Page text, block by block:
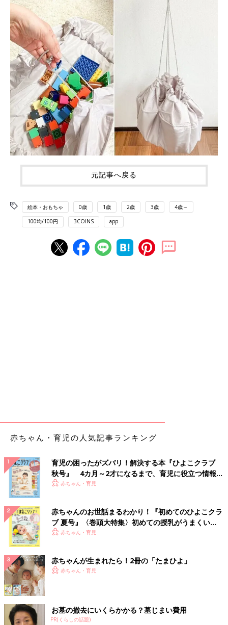
元記事へ戻る
絵本・おもちゃ 0歳 1歳 2歳 3歳 4歳～
100均/100円 3COINS app
赤ちゃん・育児の人気記事ランキング
育児の困ったがズバリ！解決する本『ひよこクラブ
秋号』 4カ月～2才になるまで、育児に役立つ情報が
いっぱい！
赤ちゃん・育児
赤ちゃんのお世話まるわかり！『初めてのひよこクラ
ブ 夏号』〈巻頭大特集〉初めての授乳がうまくい
く！ おっぱい・ミルクの基本と夏のトラブル 解決テ
赤ちゃん・育児
赤ちゃんが生まれたら！2冊の「たまひよ」
赤ちゃん・育児
お墓の撤去にいくらかかる？墓じまい費用
PR(くらしの話題)